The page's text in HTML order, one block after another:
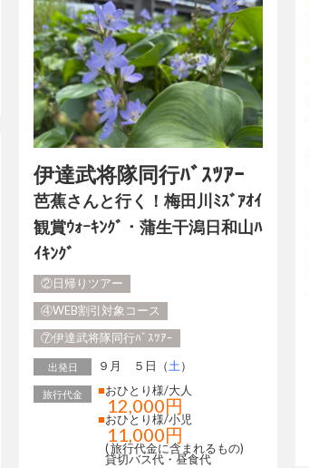
伊達武将隊同行ﾊﾞｽﾂｱｰ
芭蕉さんと行く！梅田川ﾐｽﾞｱｵｲ
観賞ｳｫｰｷﾝｸﾞ・蒲生干潟日和山ﾊ
ｲｷﾝｸﾞ
②日帰りツアー
④WEB割引対象コース
⑦伊達武将隊同行ﾊﾞｽﾂｱｰ
出発日 ９月 ５日（土）
旅行代金 ■おひとり様/大人
12,000円
■おひとり様/小児
11,000円
( 旅行代金に含まれるもの)
貸切バス代・昼食代